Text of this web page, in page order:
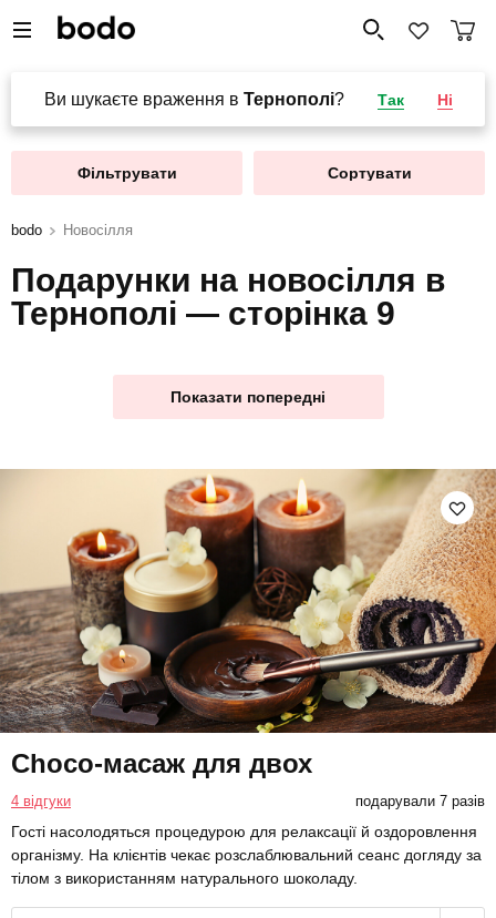
Ви шукаєте враження в Тернополі? Так Ні
Фільтрувати Сортувати
bodo Новосілля
Подарунки на новосілля в
Тернополі — сторінка 9
Показати попередні
Choco-масаж для двох
4 відгуки подарували 7 разів
Гості насолодяться процедурою для релаксації й оздоровлення
організму. На клієнтів чекає розслаблювальний сеанс догляду за
тілом з використанням натурального шоколаду.